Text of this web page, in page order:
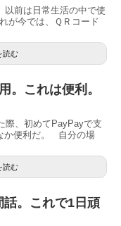
前は日常生活の中で使
が今では、ＱＲコード
読む
。これは便利。
際、初めてPayPayで支
か便利だ。 自分の場
読む
。これで1日頑